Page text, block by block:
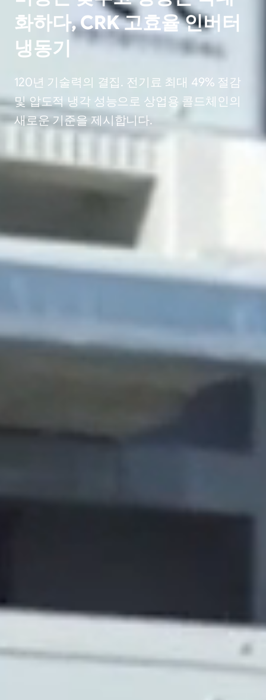
화하다, CRK 고효율 인버터
냉동기
120년 기술력의 결집. 전기료 최대 49% 절감
및 압도적 냉각 성능으로 상업용 콜드체인의
새로운 기준을 제시합니다.